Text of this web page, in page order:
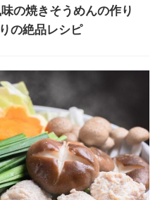
の焼きそうめんの作り
の絶品レシピ